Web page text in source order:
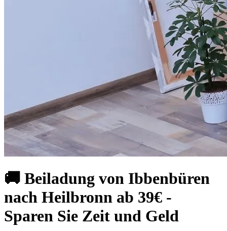
🚚 Beiladung von Ibbenbüren
nach Heilbronn ab 39€ -
Sparen Sie Zeit und Geld